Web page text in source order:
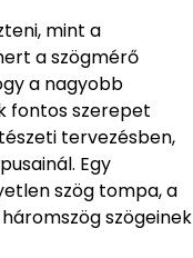
mint a
a szögmérő
a nagyobb
fontos szerepet
tervezésben,
Egy
szög tompa, a
szögeinek